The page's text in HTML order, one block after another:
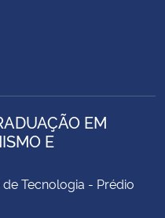
EM
E
Tecnologia - Prédio